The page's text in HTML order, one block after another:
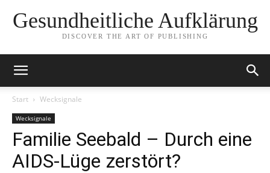
Gesundheitliche Aufklärung
DISCOVER THE ART OF PUBLISHING
Start Wecksignale
Wecksignale
Familie Seebald – Durch eine
AIDS-Lüge zerstört?